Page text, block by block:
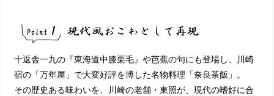
十返舎一九の『東海道中膝栗毛』や芭蕉の句にも登場し、川崎
宿の「万年屋」で大変好評を博した名物料理「奈良茶飯」。
その歴史ある味わいを、川崎の老舗・東照が、現代の嗜好に合